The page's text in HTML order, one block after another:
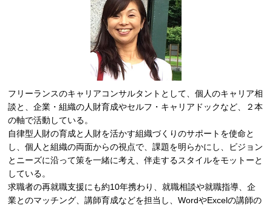
フリーランスのキャリアコンサルタントとして、個人のキャリア相
談と、企業・組織の人財育成やセルフ・キャリアドックなど、２本
の軸で活動している。
自律型人財の育成と人財を活かす組織づくりのサポートを使命と
し、個人と組織の両面からの視点で、課題を明らかにし、ビジョン
とニーズに沿って策を一緒に考え、伴走するスタイルをモットーと
している。
求職者の再就職支援にも約10年携わり、就職相談や就職指導、企
業とのマッチング、講師育成などを担当し、WordやExcelの講師の